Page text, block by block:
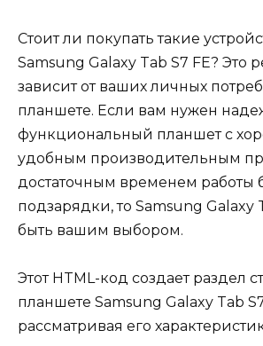
Стоит ли покупать такие
Samsung Galaxy Tab S7 FE? Это
зависит от ваших личных
планшете. Если вам нужен
функциональный планшет с
удобным производительным
достаточным временем работы
подзарядки, то Samsung Galaxy
быть вашим выбором.
Этот HTML-код создает раздел
планшете Samsung Galaxy Tab
рассматривая его